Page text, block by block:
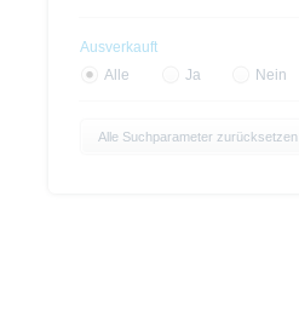
Ausverkauft
Alle
Ja Nein
Alle Suchparameter zurücksetzen